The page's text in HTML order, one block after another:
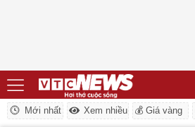
Mới nhất Xem nhiều 💰 Giá vàng